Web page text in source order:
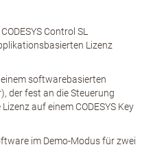
Control SL
Lizenz
softwarebasierten
der fest an die Steuerung
auf einem CODESYS Key
im Demo-Modus für zwei